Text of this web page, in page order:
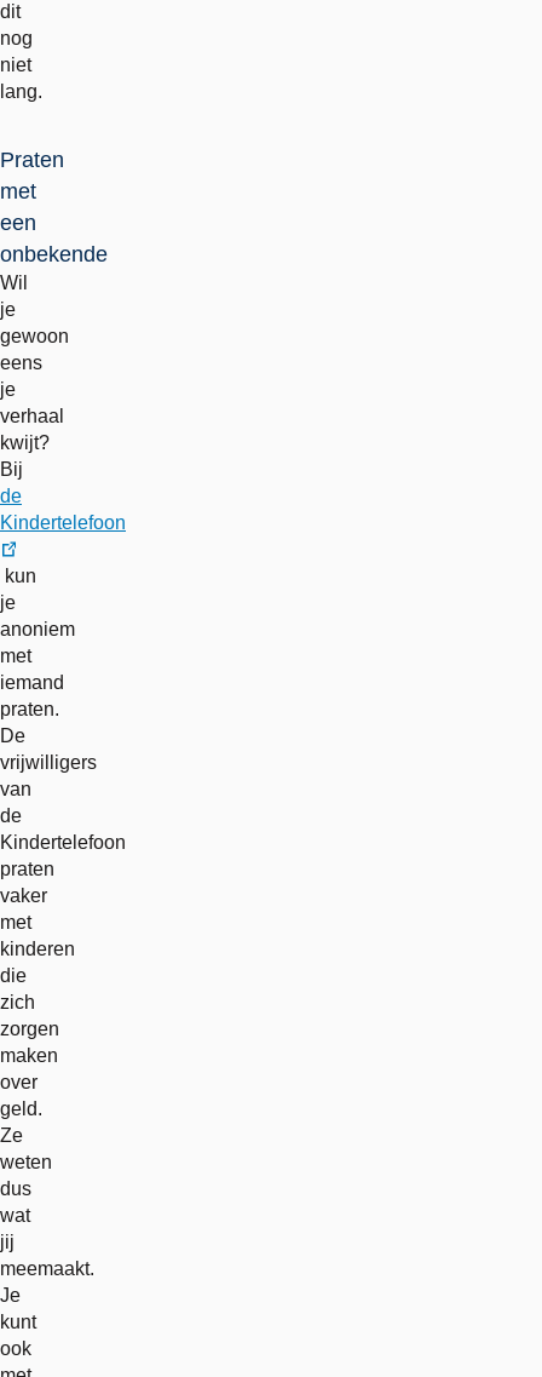
dit
nog
niet
lang.
Praten
met
een
onbekende
Wil
je
gewoon
eens
je
verhaal
kwijt?
Bij
de
Kindertelefoon
externe
link
kun
je
anoniem
met
iemand
praten.
De
vrijwilligers
van
de
Kindertelefoon
praten
vaker
met
kinderen
die
zich
zorgen
maken
over
geld.
Ze
weten
dus
wat
jij
meemaakt.
Je
kunt
ook